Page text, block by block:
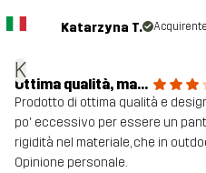
K
Katarzyna T.
Ottima qualità, ma...
Prodotto di ottima qualità e
po' eccessivo per essere un
rigidità nel materiale, che in
Opinione personale.